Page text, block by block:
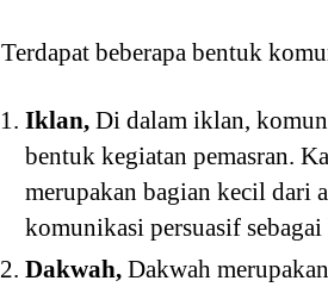
Terdapat beberapa bentuk
Iklan, Di dalam iklan,
bentuk kegiatan pemasran.
merupakan bagian kecil dari
komunikasi persuasif
Dakwah, Dakwah